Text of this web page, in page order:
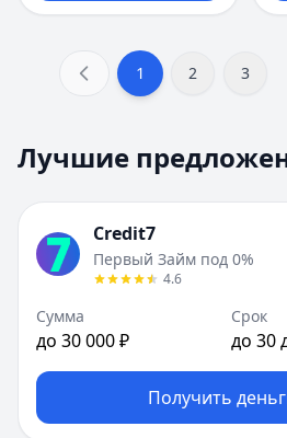
1 2 3
Лучшие
Credit7
Первый Займ под 0%
4.6
Сумма
до 30 000 ₽
Срок
до 30
Получить